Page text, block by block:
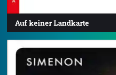
Auf keiner Landkarte